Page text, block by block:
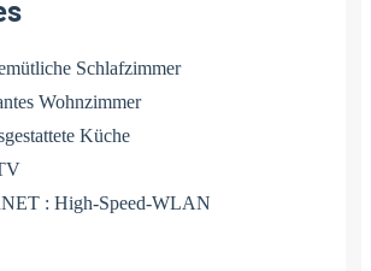
Schlafzimmer
Wohnzimmer
Küche
: High-Speed-WLAN